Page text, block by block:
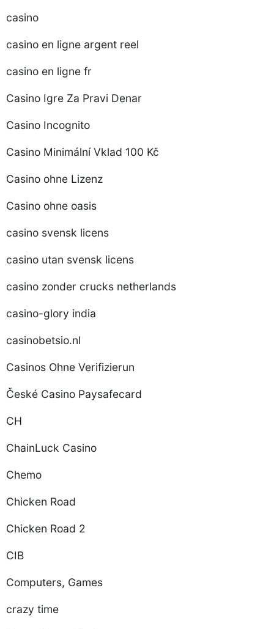
casino
casino en ligne argent reel
casino en ligne fr
Casino Igre Za Pravi Denar
Casino Incognito
Casino Minimální Vklad 100 Kč
Casino ohne Lizenz
Casino ohne oasis
casino svensk licens
casino utan svensk licens
casino zonder crucks netherlands
casino-glory india
casinobetsio.nl
Casinos Ohne Verifizierun
České Casino Paysafecard
CH
ChainLuck Casino
Chemo
Chicken Road
Chicken Road 2
CIB
Computers, Games
crazy time